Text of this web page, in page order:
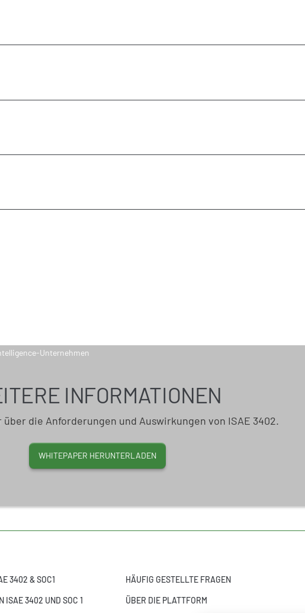
INFORMATIONEN
die Anforderungen und Auswirkungen von ISAE 3402.
WHITEPAPER HERUNTERLADEN
3402 & SOC1
ISAE 3402 UND SOC 1
HÄUFIG GESTELLTE FRAGEN
ÜBER DIE PLATTFORM